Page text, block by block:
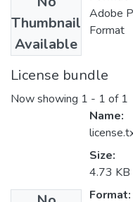
Thumbnail
Available
Adobe
Format
License bundle
Now showing 1 - 1 of 1
Name:
Size:
4.73 KB
Format: